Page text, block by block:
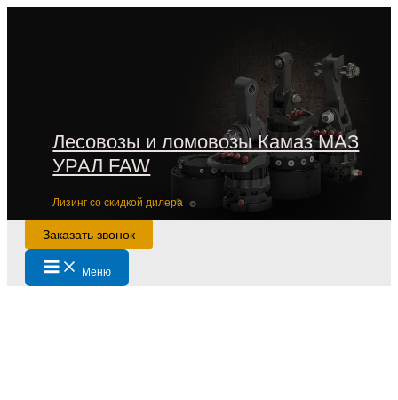
Лесовозы и ломовозы Камаз МАЗ
УРАЛ FAW
Лизинг со скидкой дилера
Заказать звонок
Main
Menu Меню